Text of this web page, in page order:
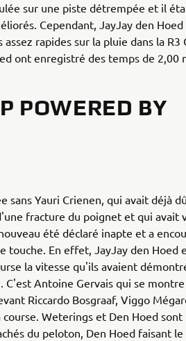
sur une piste détrempée et il
Cependant, JayJay den Hoed
rapides sur la pluie dans la R3
ont enregistré des temps de 2,00
POWERED BY
sans Yauri Crienen, qui avait déjà
fracture du poignet et qui avait
été déclaré inapte et a
touche. En effet, JayJay den Hoed
la vitesse qu'ils avaient
C'est Antoine Gervais qui se
Riccardo Bosgraaf, Viggo
Weterings et Den Hoed sont
du peloton, Den Hoed faisant